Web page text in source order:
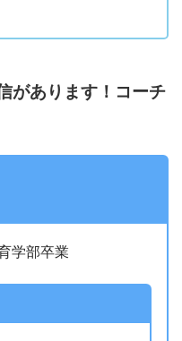
があります！コーチ
学部卒業